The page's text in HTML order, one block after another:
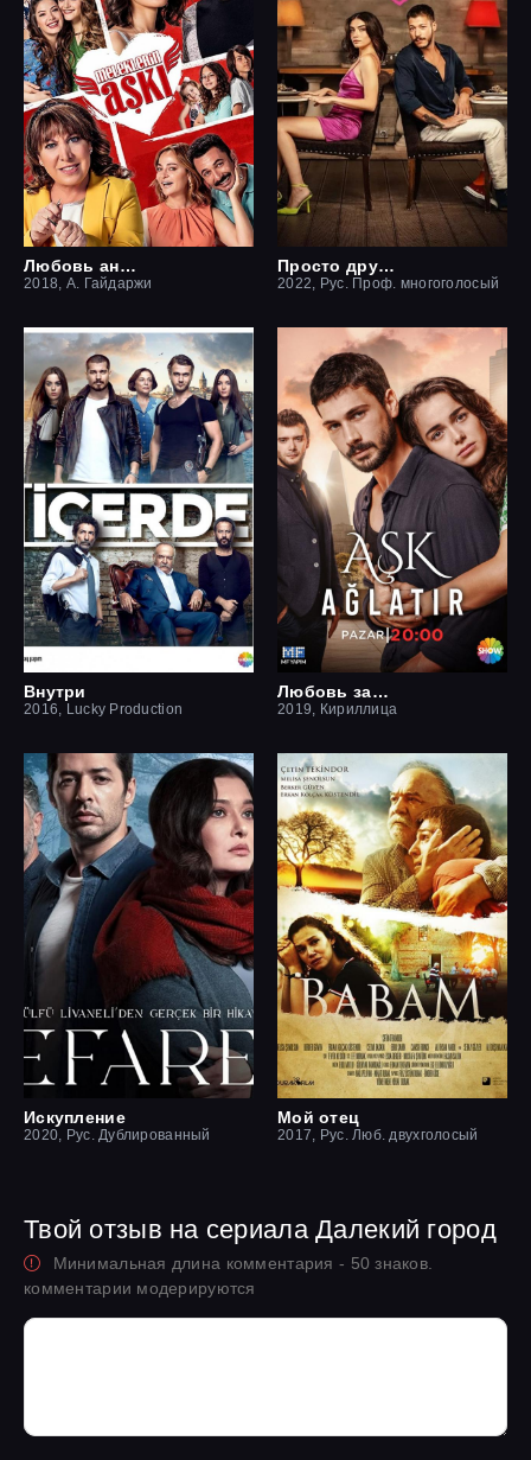
Любовь ангелов
2018, А. Гайдаржи
Просто друзья
2022, Рус. Проф. многоголосый
Внутри
2016, Lucky Production
Любовь заставит плакать
2019, Кириллица
Искупление
2020, Рус. Дублированный
Мой отец
2017, Рус. Люб. двухголосый
Твой отзыв на сериала Далекий город
Минимальная длина комментария - 50 знаков.
комментарии модерируются